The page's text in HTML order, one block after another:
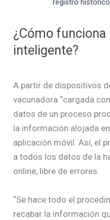
registro
¿Cómo funciona
inteligente?
A partir de dispositivos
vacunadora “cargada
datos de un proceso
la información alojada
aplicación móvil. Así, el
a todos los datos de la
online, libre de errores.
“Se hace todo el
recabar la información